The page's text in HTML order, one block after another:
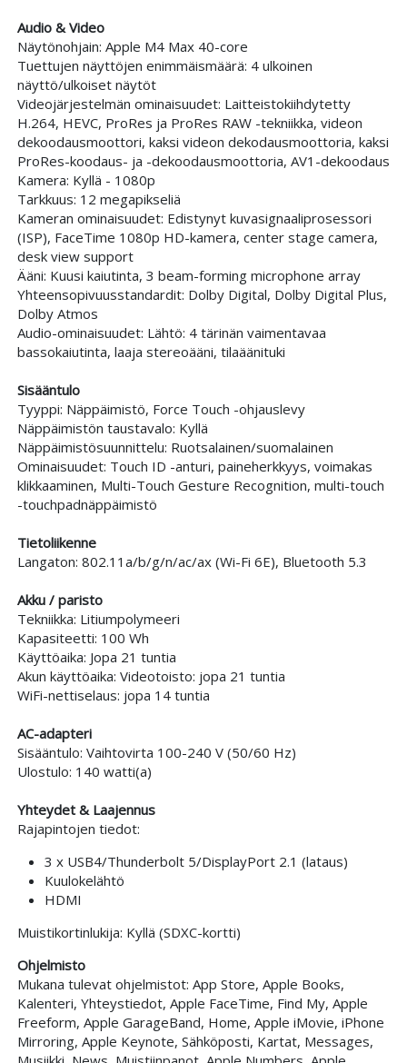
Audio & Video
Näytönohjain: Apple M4 Max 40-core
Tuettujen näyttöjen enimmäismäärä: 4 ulkoinen
näyttö/ulkoiset näytöt
Videojärjestelmän ominaisuudet: Laitteistokiihdytetty
H.264, HEVC, ProRes ja ProRes RAW -tekniikka, videon
dekoodausmoottori, kaksi videon dekodausmoottoria, kaksi
ProRes-koodaus- ja -dekoodausmoottoria, AV1-dekoodaus
Kamera: Kyllä - 1080p
Tarkkuus: 12 megapikseliä
Kameran ominaisuudet: Edistynyt kuvasignaaliprosessori
(ISP), FaceTime 1080p HD-kamera, center stage camera,
desk view support
Ääni: Kuusi kaiutinta, 3 beam-forming microphone array
Yhteensopivuusstandardit: Dolby Digital, Dolby Digital Plus,
Dolby Atmos
Audio-ominaisuudet: Lähtö: 4 tärinän vaimentavaa
bassokaiutinta, laaja stereoääni, tilaäänituki
Sisääntulo
Tyyppi: Näppäimistö, Force Touch -ohjauslevy
Näppäimistön taustavalo: Kyllä
Näppäimistösuunnittelu: Ruotsalainen/suomalainen
Ominaisuudet: Touch ID -anturi, paineherkkyys, voimakas
klikkaaminen, Multi-Touch Gesture Recognition, multi-touch
-touchpadnäppäimistö
Tietoliikenne
Langaton: 802.11a/b/g/n/ac/ax (Wi-Fi 6E), Bluetooth 5.3
Akku / paristo
Tekniikka: Litiumpolymeeri
Kapasiteetti: 100 Wh
Käyttöaika: Jopa 21 tuntia
Akun käyttöaika: Videotoisto: jopa 21 tuntia
WiFi-nettiselaus: jopa 14 tuntia
AC-adapteri
Sisääntulo: Vaihtovirta 100-240 V (50/60 Hz)
Ulostulo: 140 watti(a)
Yhteydet & Laajennus
Rajapintojen tiedot:
3 x USB4/Thunderbolt 5/DisplayPort 2.1 (lataus)
Kuulokelähtö
HDMI
Muistikortinlukija: Kyllä (SDXC-kortti)
Ohjelmisto
Mukana tulevat ohjelmistot: App Store, Apple Books,
Kalenteri, Yhteystiedot, Apple FaceTime, Find My, Apple
Freeform, Apple GarageBand, Home, Apple iMovie, iPhone
Mirroring, Apple Keynote, Sähköposti, Kartat, Messages,